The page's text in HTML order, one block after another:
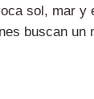
sol, mar y
buscan un